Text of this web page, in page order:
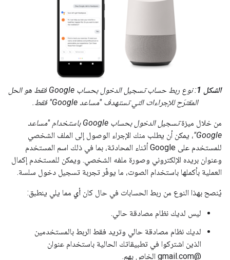
الشكل 1
: نوع ربط حساب تسجيل الدخول بحساب Google فقط هو الحل
المقترَح للإجراءات التي تستهدف "مساعد Google" فقط.
من خلال ميزة
تسجيل الدخول بحساب Google باستخدام "مساعد
Google" ، يمكن أن يطلب منك الإجراء الوصول إلى الملف الشخصي
للمستخدم على Google أثناء المحادثة، بما في ذلك اسم المستخدم
وعنوان بريده الإلكتروني وصورة ملفه الشخصي. ويمكن للمستخدم إكمال
العملية بأكملها باستخدام الصوت، ما يوفّر تجربة تسجيل دخول سلسة.
يُنصح بهذا النوع من ربط الحسابات في حال كان أي مما يلي ينطبق:
ليس لديك نظام مصادقة حالي.
لديك نظام مصادقة حالي وتريد فقط الربط بالمستخدمين
الذين اشتركوا في تطبيقاتك الحالية باستخدام عنوان
@gmail.com الخاص بهم.